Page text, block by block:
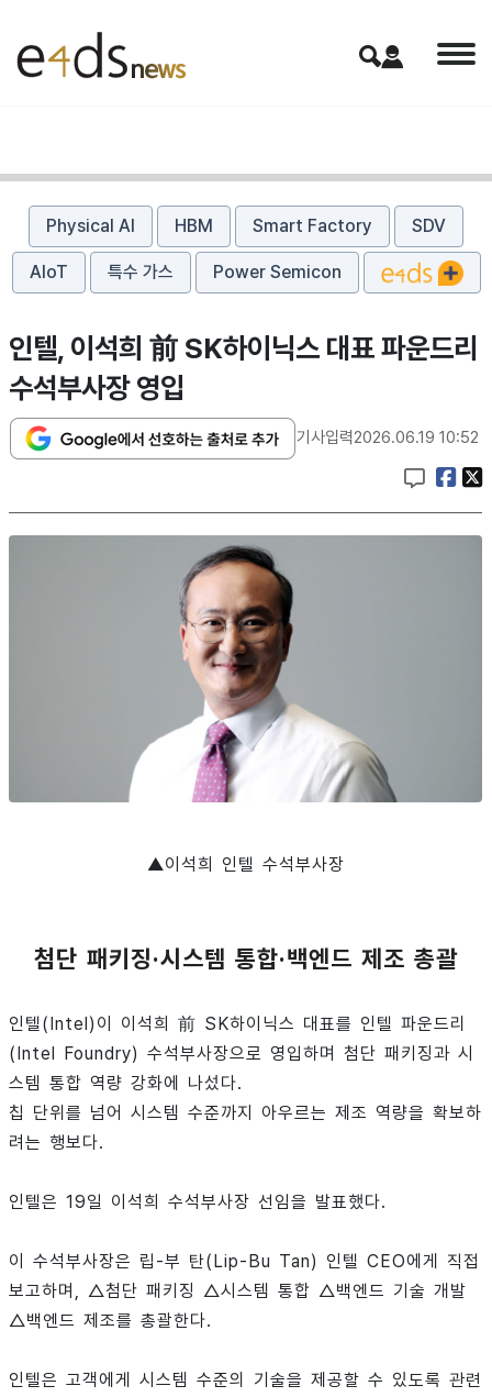
Physical AI HBM Smart Factory SDV
AIoT 특수 가스 Power Semicon
인텔, 이석희 前 SK하이닉스 대표 파운드리
수석부사장 영입
기사입력2026.06.19 10:52
▲이석희 인텔 수석부사장
첨단 패키징·시스템 통합·백엔드 제조 총괄
인텔(Intel)이 이석희 前 SK하이닉스 대표를 인텔 파운드리
(Intel Foundry) 수석부사장으로 영입하며 첨단 패키징과 시
스템 통합 역량 강화에 나섰다.
칩 단위를 넘어 시스템 수준까지 아우르는 제조 역량을 확보하
려는 행보다.
인텔은 19일 이석희 수석부사장 선임을 발표했다.
이 수석부사장은 립-부 탄(Lip-Bu Tan) 인텔 CEO에게 직접
보고하며, △첨단 패키징 △시스템 통합 △백엔드 기술 개발
△백엔드 제조를 총괄한다.
인텔은 고객에게 시스템 수준의 기술을 제공할 수 있도록 관련